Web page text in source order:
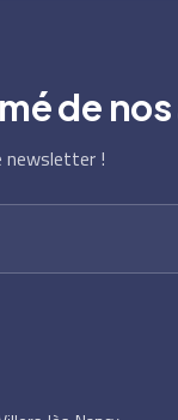
de
newsletter !